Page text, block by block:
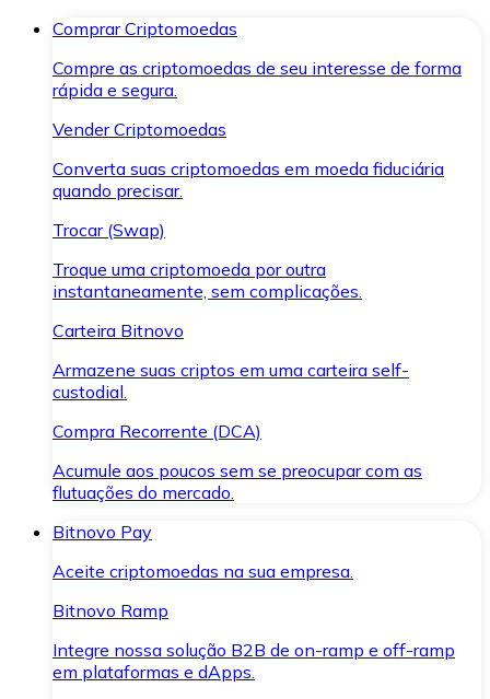
Comprar Criptomoedas
Compre as criptomoedas de seu interesse de forma
rápida e segura.
Vender Criptomoedas
Converta suas criptomoedas em moeda fiduciária
quando precisar.
Trocar (Swap)
Troque uma criptomoeda por outra
instantaneamente, sem complicações.
Carteira Bitnovo
Armazene suas criptos em uma carteira self-
custodial.
Compra Recorrente (DCA)
Acumule aos poucos sem se preocupar com as
flutuações do mercado.
Bitnovo Pay
Aceite criptomoedas na sua empresa.
Bitnovo Ramp
Integre nossa solução B2B de on-ramp e off-ramp
em plataformas e dApps.